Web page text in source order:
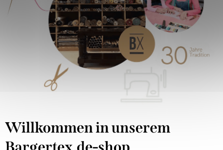
Willkommen in unserem